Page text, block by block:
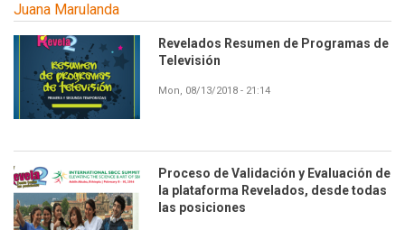
Juana Marulanda
Revelados Resumen de Programas de
Televisión
Mon, 08/13/2018 - 21:14
Proceso de Validación y Evaluación de
la plataforma Revelados, desde todas
las posiciones